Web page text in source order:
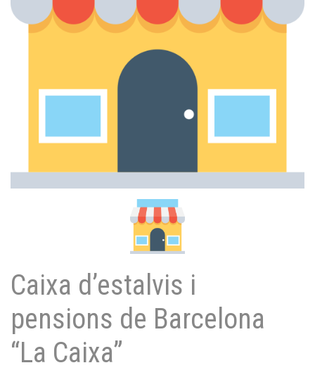
Caixa d’estalvis i
pensions de Barcelona
“La Caixa”